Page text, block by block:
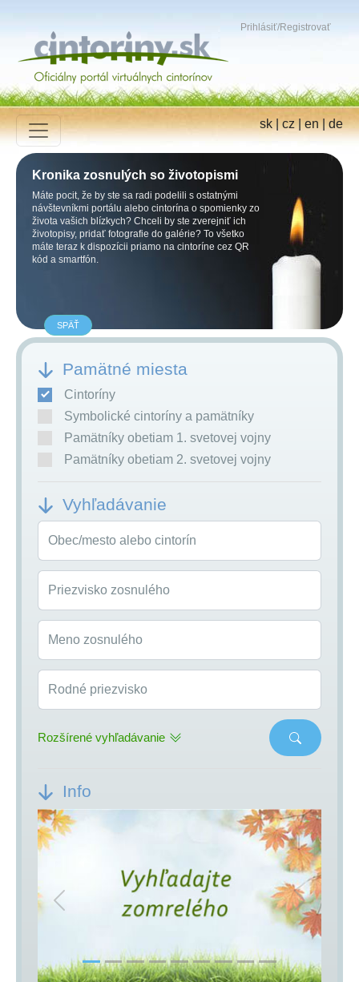
Prihlásiť/Registrovať
sk|cz|en|de
Kronika zosnulých so životopismi
Máte pocit, že by ste sa radi podelili s ostatnými
návštevníkmi portálu alebo cintorína o spomienky zo
života vašich blízkych? Chceli by ste zverejniť ich
životopisy, pridať fotografie do galérie? To všetko
máte teraz k dispozícii priamo na cintoríne cez QR
kód a smartfón.
SPÄŤ
Pamätné miesta
Cintoríny
Symbolické cintoríny a pamätníky
Pamätníky obetiam 1. svetovej vojny
Pamätníky obetiam 2. svetovej vojny
Vyhľadávanie
Obec/mesto alebo cintorín
Priezvisko zosnulého
Meno zosnulého
Rodné priezvisko
Rozšírené vyhľadávanie
Info
Previous Next